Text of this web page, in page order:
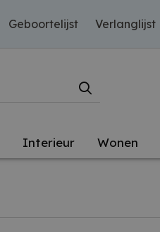
Geboortelijst Verlanglijst
Interieur Wonen